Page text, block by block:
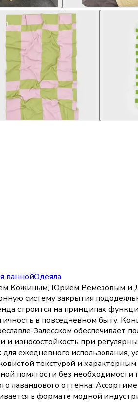
ваннойОдеяла
Кожиным, Юрием Ремезовым и
систему закрытия
строится на принципах
в повседневном быту.
Залесском обеспечивает
и износостойкость при
ежедневного
текстурой и
помятости без
оттенка.
в формате модной